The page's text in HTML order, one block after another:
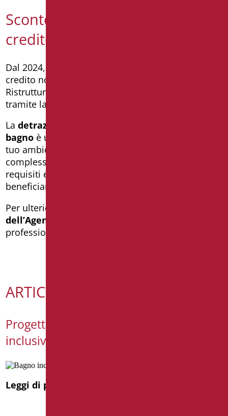
Sconto in fattura e cessione del
credito
Dal 2024, lo sconto in fattura e la cessione del
credito non sono più previsti per il Bonus
Ristrutturazioni. La detrazione si applica solo
tramite la dichiarazione dei redditi.
Ladetrazione 50% per la ristrutturazione del
bagno è un’ottima opportunità per rinnovare il
tuo ambiente e risparmiare sulla spesa
complessiva. Assicurati di rispettare tutti i
requisiti e conserva la documentazione per
beneficiare del bonus senza problemi.
Per ulteriori dettagli, consulta la
dell’Agenzia delle Entrate
professionista del settore o consulente.
ARTICOLI RECENTI
Progettare un bagno senza Barriere ed
inclusivo
Leggi di più